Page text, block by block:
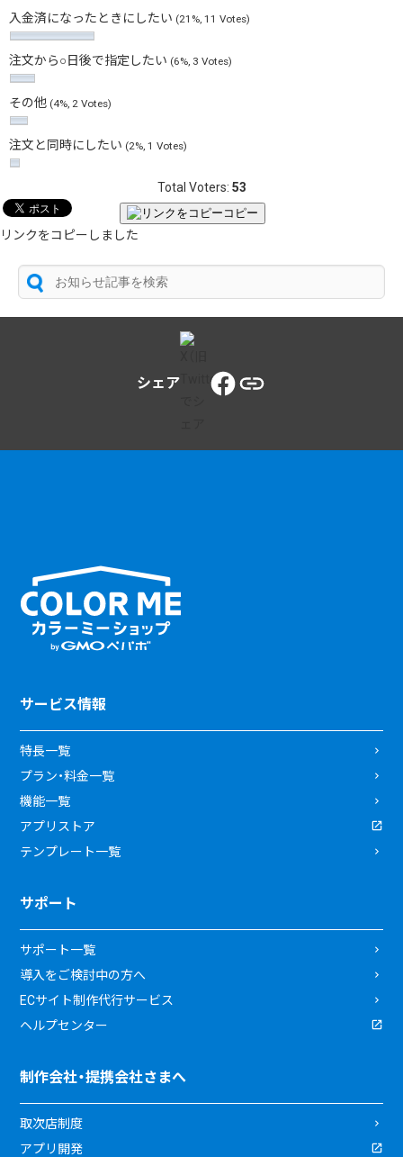
入金済になったときにしたい (21%, 11 Votes)
注文から○日後で指定したい (6%, 3 Votes)
その他 (4%, 2 Votes)
注文と同時にしたい (2%, 1 Votes)
Total Voters: 53
コピー
リンクをコピーしました
シェア
サービス情報
特長一覧
プラン・料金一覧
機能一覧
アプリストア
テンプレート一覧
サポート
サポート一覧
導入をご検討中の方へ
ECサイト制作代行サービス
ヘルプセンター
制作会社・提携会社さまへ
取次店制度
アプリ開発